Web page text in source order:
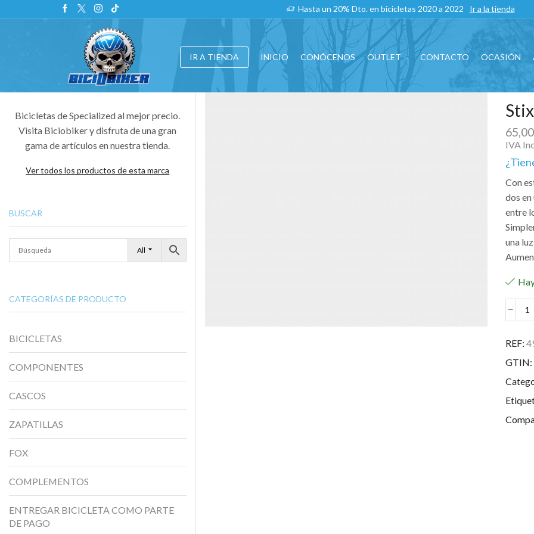
Hasta un 20% Dto. en bicicletas 2020 a 2022 Ir a la tienda
IR A TIENDA INICIO CONÓCENOS OUTLET CONTACTO OCASIÓN
IVA
Con
dos
entre
una
2-
REF:
GTIN:
Bicicletas de Specialized al mejor precio.
Visita Biciobiker y disfruta de una gran
gama de artículos en nuestra tienda.
Ver todos los productos de esta marca
BUSCAR
All
CATEGORÍAS DE PRODUCTO
BICICLETAS
COMPONENTES
CASCOS
ZAPATILLAS
FOX
COMPLEMENTOS
ENTREGAR BICICLETA COMO PARTE
DE PAGO